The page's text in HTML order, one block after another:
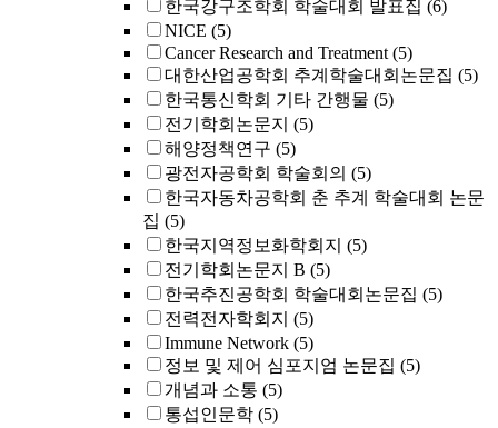
한국강구조학회 학술대회 발표집 (6)
NICE (5)
Cancer Research and Treatment (5)
대한산업공학회 추계학술대회논문집 (5)
한국통신학회 기타 간행물 (5)
전기학회논문지 (5)
해양정책연구 (5)
광전자공학회 학술회의 (5)
한국자동차공학회 춘 추계 학술대회 논문
집 (5)
한국지역정보화학회지 (5)
전기학회논문지 B (5)
한국추진공학회 학술대회논문집 (5)
전력전자학회지 (5)
Immune Network (5)
정보 및 제어 심포지엄 논문집 (5)
개념과 소통 (5)
통섭인문학 (5)